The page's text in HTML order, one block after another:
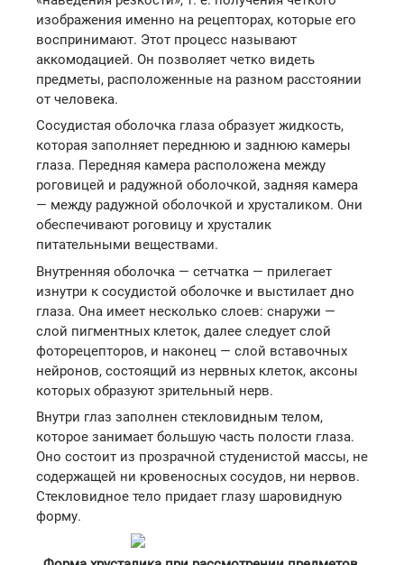
изображения именно на рецепторах, которые его
воспринимают. Этот процесс называют
аккомодацией. Он позволяет четко видеть
предметы, расположенные на разном расстоянии
от человека.
Сосудистая оболочка глаза образует жидкость,
которая заполняет переднюю и заднюю камеры
глаза. Передняя камера расположена между
роговицей и радужной оболочкой, задняя камера
— между радужной оболочкой и хрусталиком. Они
обеспечивают роговицу и хрусталик
питательными веществами.
Внутренняя оболочка — сетчатка — прилегает
изнутри к сосудистой оболочке и выстилает дно
глаза. Она имеет несколько слоев: снаружи —
слой пигментных клеток, далее следует слой
фоторецепторов, и наконец — слой вставочных
нейронов, состоящий из нервных клеток, аксоны
которых образуют зрительный нерв.
Внутри глаз заполнен стекловидным телом,
которое занимает большую часть полости глаза.
Оно состоит из прозрачной студенистой массы, не
содержащей ни кровеносных сосудов, ни нервов.
Стекловидное тело придает глазу шаровидную
форму.